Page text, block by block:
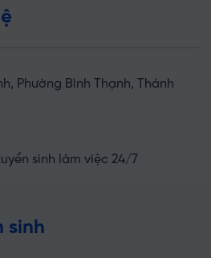
Phường Bình Thạnh, Thành
sinh làm việc 24/7
sinh